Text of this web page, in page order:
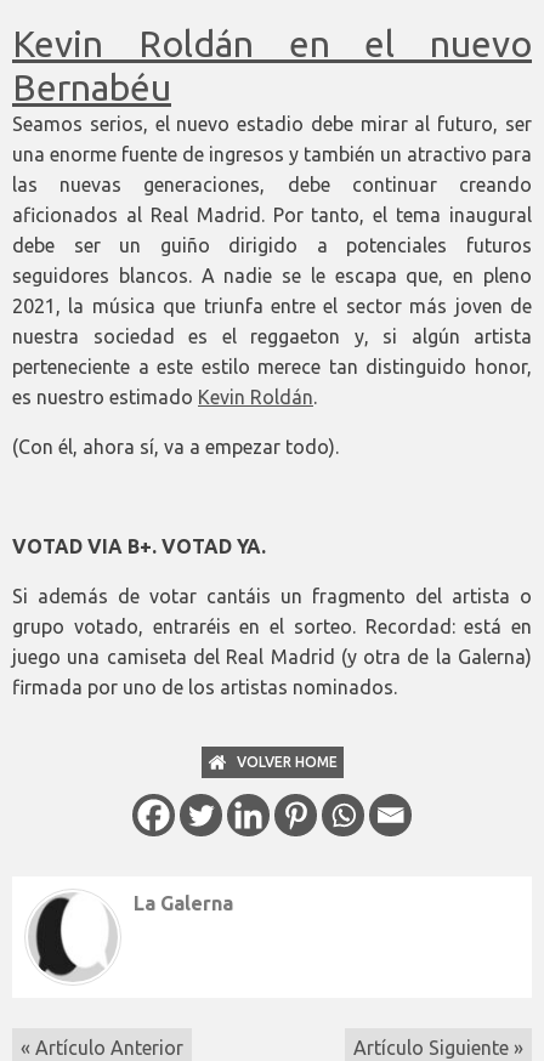
Kevin Roldán en el nuevo
Bernabéu
Seamos serios, el nuevo estadio debe mirar al futuro, ser
una enorme fuente de ingresos y también un atractivo para
las nuevas generaciones, debe continuar creando
aficionados al Real Madrid. Por tanto, el tema inaugural
debe ser un guiño dirigido a potenciales futuros
seguidores blancos. A nadie se le escapa que, en pleno
2021, la música que triunfa entre el sector más joven de
nuestra sociedad es el reggaeton y, si algún artista
perteneciente a este estilo merece tan distinguido honor,
es nuestro estimado Kevin Roldán.
(Con él, ahora sí, va a empezar todo).
VOTAD VIA B+. VOTAD YA.
Si además de votar cantáis un fragmento del artista o
grupo votado, entraréis en el sorteo. Recordad: está en
juego una camiseta del Real Madrid (y otra de la Galerna)
firmada por uno de los artistas nominados.
VOLVER HOME
La Galerna
« Artículo Anterior Artículo Siguiente »